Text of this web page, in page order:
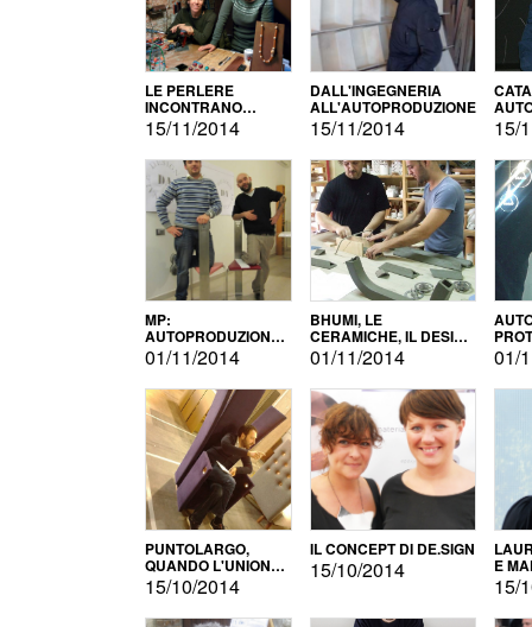
LE PERLERE
INCONTRANO
L'AUTOPRODUZIONE
15/11/2014
DALL'INGEGNERIA
ALL'AUTOPRODUZIONE
15/11/2014 15/
MP:
AUTOPRODUZIONE
E INNOVAZIONE
01/11/2014
BHUMI, LE
CERAMICHE, IL DESIGN
E L'AUTOPRODUZIONE
01/11/2014 01/
PUNTOLARGO,
QUANDO L'UNIONE
FA LA FORZA E
VINCE
15/10/2014
IL CONCEPT DI DE.SIGN
15/10/2014 E
15/